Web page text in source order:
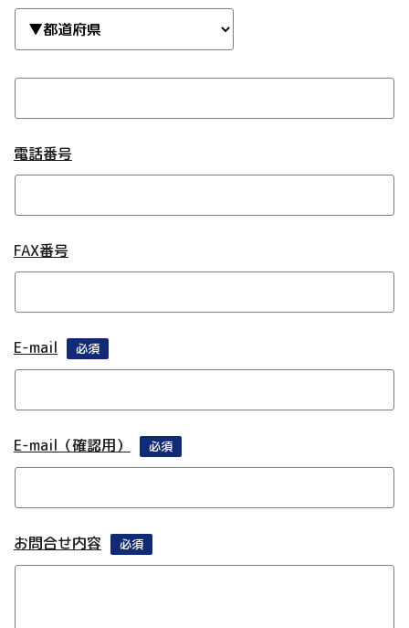
電話番号
FAX番号
E-mail 必須
E-mail（確認用） 必須
お問合せ内容 必須